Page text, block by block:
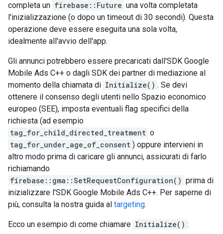
completa un firebase::Future una volta completata
l'inizializzazione (o dopo un timeout di 30 secondi). Questa
operazione deve essere eseguita una sola volta,
idealmente all'avvio dell'app.
Gli annunci potrebbero essere precaricati dall'SDK Google
Mobile Ads C++ o dagli SDK dei partner di mediazione al
momento della chiamata di Initialize() . Se devi
ottenere il consenso degli utenti nello Spazio economico
europeo (SEE), imposta eventuali flag specifici della
richiesta (ad esempio
tag_for_child_directed_treatment o
tag_for_under_age_of_consent ) oppure intervieni in
altro modo prima di caricare gli annunci, assicurati di farlo
richiamando
firebase::gma::SetRequestConfiguration() prima di
inizializzare l'SDK Google Mobile Ads C++. Per saperne di
più, consulta la nostra guida al targeting.
Ecco un esempio di come chiamare Initialize() :